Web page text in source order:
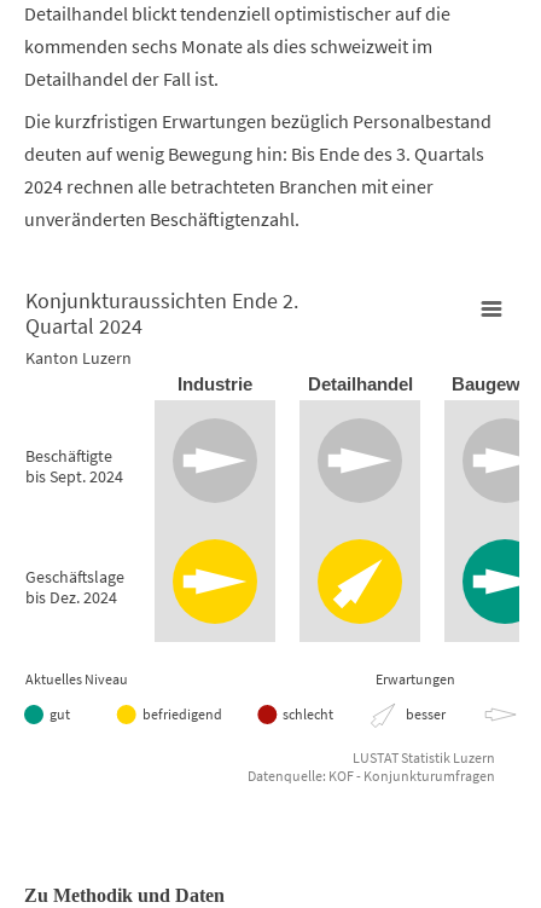
Detailhandel blickt tendenziell optimistischer auf die
kommenden sechs Monate als dies schweizweit im
Detailhandel der Fall ist.
Die kurzfristigen Erwartungen bezüglich Personalbestand
deuten auf wenig Bewegung hin: Bis Ende des 3. Quartals
2024 rechnen alle betrachteten Branchen mit einer
unveränderten Beschäftigtenzahl.
Konjunkturaussichten Ende 2. Quartal 2024
View as data table, Konjunkturaussichten Ende 2. Quartal
Beschäftigte
bis Sept. 2024
Geschäftslage
bis Dez. 2024
Industrie Detailhandel
Aktuelles Niveau
Erwartungen
gut
befriedigend schlecht besser
Konjunkturaussichten Ende 2.
Quartal 2024
Kanton Luzern
LUSTAT Statistik Luzern
Datenquelle: KOF - Konjunkturumfragen
Zu Methodik und Daten